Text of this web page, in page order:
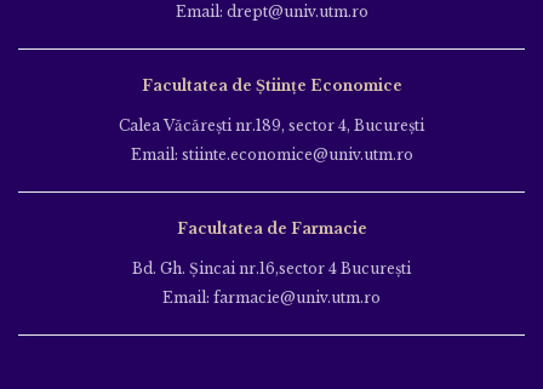
Email: drept@univ.utm.ro
Facultatea de Științe Economice
Calea Văcăreşti nr.189, sector 4, Bucureşti
Email: stiinte.economice@univ.utm.ro
Facultatea de Farmacie
Bd. Gh. Şincai nr.16,sector 4 Bucureşti
Email: farmacie@univ.utm.ro